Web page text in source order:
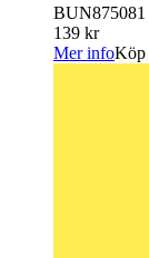
BUN875081
139 kr
Mer infoKöp